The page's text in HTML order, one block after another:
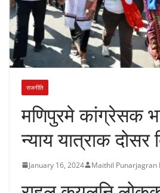
राजनीति
मणिपुरमे कांग्रेसक
न्याय यात्राक दोसर
January 16, 2024 Maithil Punarjagran